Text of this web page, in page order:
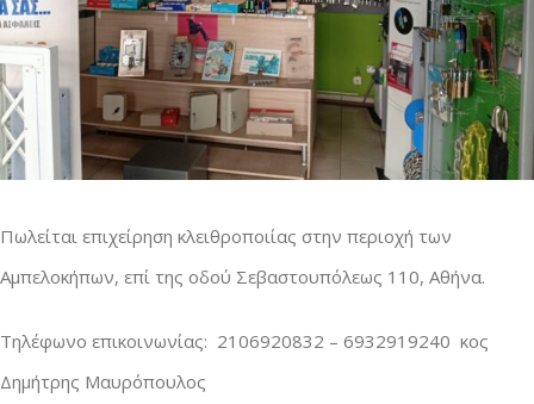
Πωλείται επιχείρηση κλειθροποιίας στην περιοχή των
Αμπελοκήπων, επί της οδού Σεβαστουπόλεως 110, Αθήνα.
Τηλέφωνο επικοινωνίας: 2106920832 – 6932919240 κος
Δημήτρης Μαυρόπουλος